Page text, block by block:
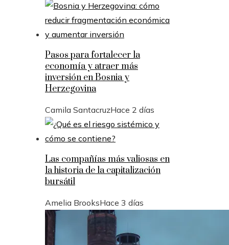
Pasos para fortalecer la
economía y atraer más
inversión en Bosnia y
Herzegovina
Camila SantacruzHace 2 días
Las compañías más valiosas en
la historia de la capitalización
bursátil
Amelia BrooksHace 3 días